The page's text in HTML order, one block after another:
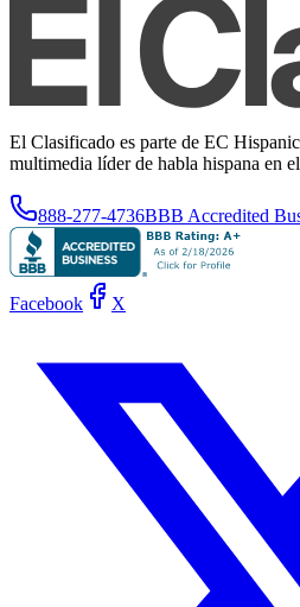
El Clasificado es parte de EC
multimedia líder de habla hispana en
888-277-4736BBB Accredited
Facebook X